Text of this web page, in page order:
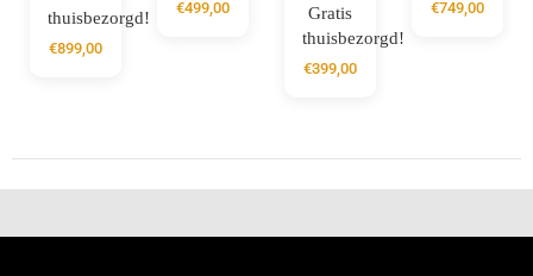
thuisbezorgd!
€899,00
€499,00
Gratis
thuisbezorgd!
€399,00
€749,00